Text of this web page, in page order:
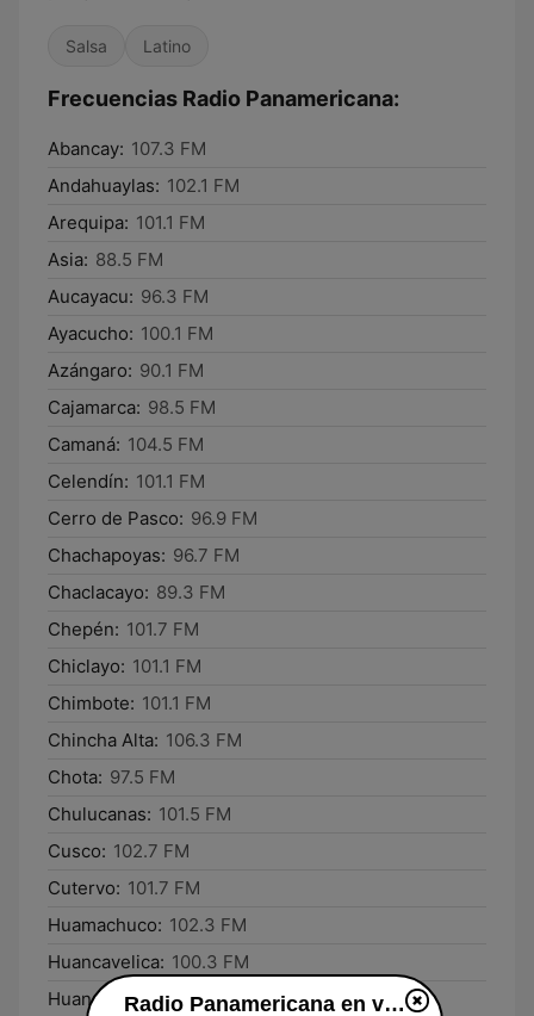
Salsa Latino
Frecuencias Radio Panamericana:
Abancay: 107.3 FM
Andahuaylas: 102.1 FM
Arequipa: 101.1 FM
Asia: 88.5 FM
Aucayacu: 96.3 FM
Ayacucho: 100.1 FM
Azángaro: 90.1 FM
Cajamarca: 98.5 FM
Camaná: 104.5 FM
Celendín: 101.1 FM
Cerro de Pasco: 96.9 FM
Chachapoyas: 96.7 FM
Chaclacayo: 89.3 FM
Chepén: 101.7 FM
Chiclayo: 101.1 FM
Chimbote: 101.1 FM
Chincha Alta: 106.3 FM
Chota: 97.5 FM
Chulucanas: 101.5 FM
Cusco: 102.7 FM
Cutervo: 101.7 FM
Huamachuco: 102.3 FM
Huancavelica: 100.3 FM
Huancayo: 101.3 FM Radio Panamericana en vivo